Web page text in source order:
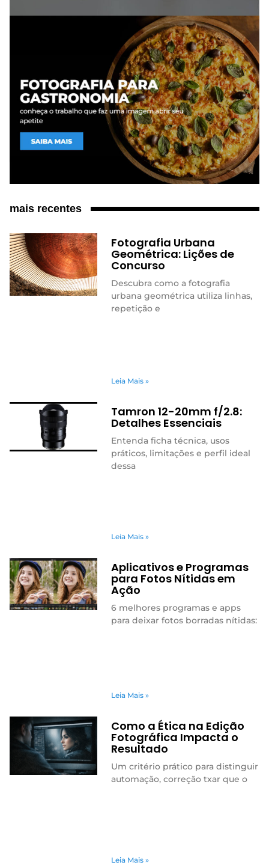
mais recentes
Fotografia Urbana
Geométrica: Lições de
Concurso
Descubra como a fotografia
urbana geométrica utiliza linhas,
repetição e
Leia Mais »
Tamron 12-20mm f/2.8:
Detalhes Essenciais
Entenda ficha técnica, usos
práticos, limitações e perfil ideal
dessa
Leia Mais »
Aplicativos e Programas
para Fotos Nítidas em
Ação
6 melhores programas e apps
para deixar fotos borradas nítidas:
Leia Mais »
Como a Ética na Edição
Fotográfica Impacta o
Resultado
Um critério prático para distinguir
automação, correção txar que o
Leia Mais »